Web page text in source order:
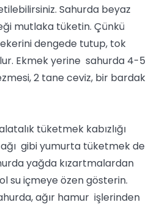
Sahurda beyaz
mutlaka tüketin. Çünkü
dengede tutup, tok
Ekmek yerine sahurda 4-5
2 tane ceviz, bir bardak
tüketmek kabızlığı
gibi yumurta tüketmek de
yağda kızartmalardan
su içmeye özen gösterin.
ağır hamur işlerinden